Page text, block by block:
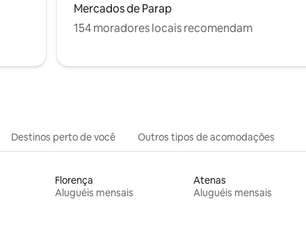
Mercados de Parap
154 moradores locais recomendam
Destinos perto de você Outros tipos de acomodações
Florença
Aluguéis mensais
Atenas
Aluguéis mensais